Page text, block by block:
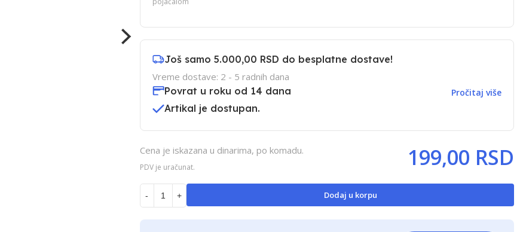
Još samo 5.000,00 RSD do besplatne dostave!
Vreme dostave: 2 - 5 radnih dana
Povrat u roku od 14 dana
Pročitaj više
Artikal je dostupan.
Cena je iskazana u dinarima, po komadu.
PDV je uračunat. 199,00 RSD
- + Dodaj u korpu